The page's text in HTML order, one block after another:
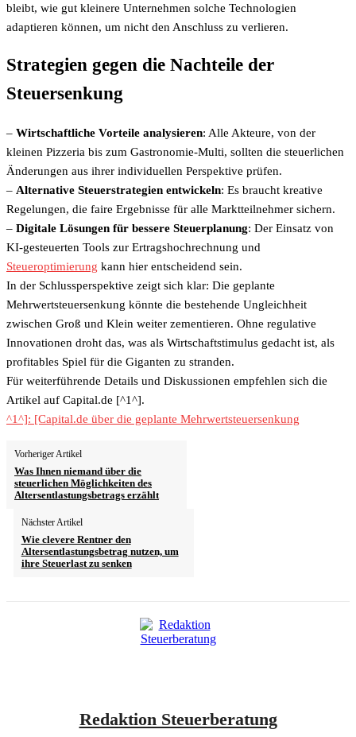
bleibt, wie gut kleinere Unternehmen solche Technologien
adaptieren können, um nicht den Anschluss zu verlieren.
Strategien gegen die Nachteile der
Steuersenkung
– Wirtschaftliche Vorteile analysieren: Alle Akteure, von der
kleinen Pizzeria bis zum Gastronomie-Multi, sollten die steuerlichen
Änderungen aus ihrer individuellen Perspektive prüfen.
– Alternative Steuerstrategien entwickeln: Es braucht kreative
Regelungen, die faire Ergebnisse für alle Marktteilnehmer sichern.
– Digitale Lösungen für bessere Steuerplanung: Der Einsatz von
KI-gesteuerten Tools zur Ertragshochrechnung und
Steueroptimierung kann hier entscheidend sein.
In der Schlussperspektive zeigt sich klar: Die geplante
Mehrwertsteuersenkung könnte die bestehende Ungleichheit
zwischen Groß und Klein weiter zementieren. Ohne regulative
Innovationen droht das, was als Wirtschaftstimulus gedacht ist, als
profitables Spiel für die Giganten zu stranden.
Für weiterführende Details und Diskussionen empfehlen sich die
Artikel auf Capital.de [^1^].
^1^]: [Capital.de über die geplante Mehrwertsteuersenkung
Vorheriger Artikel
Was Ihnen niemand über die
steuerlichen Möglichkeiten des
Altersentlastungsbetrags erzählt
Nächster Artikel
Wie clevere Rentner den
Altersentlastungsbetrag nutzen, um
ihre Steuerlast zu senken
Redaktion Steuerberatung